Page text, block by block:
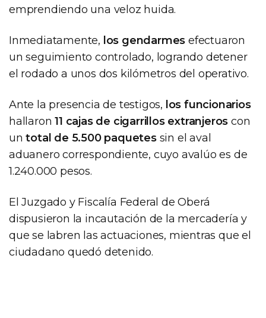
emprendiendo una veloz huida.
Inmediatamente, los gendarmes efectuaron
un seguimiento controlado, logrando detener
el rodado a unos dos kilómetros del operativo.
Ante la presencia de testigos, los funcionarios
hallaron11 cajas de cigarrillos extranjeros con
untotal de 5.500 paquetessin el aval
aduanero correspondiente, cuyo avalúo es de
1.240.000 pesos.
El Juzgado y Fiscalía Federal de Oberá
dispusieron la incautación de la mercadería y
que se labren las actuaciones, mientras que el
ciudadano quedó detenido.